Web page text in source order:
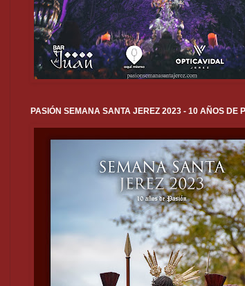
PASIÓN SEMANA SANTA JEREZ 2023 - 10 AÑOS DE